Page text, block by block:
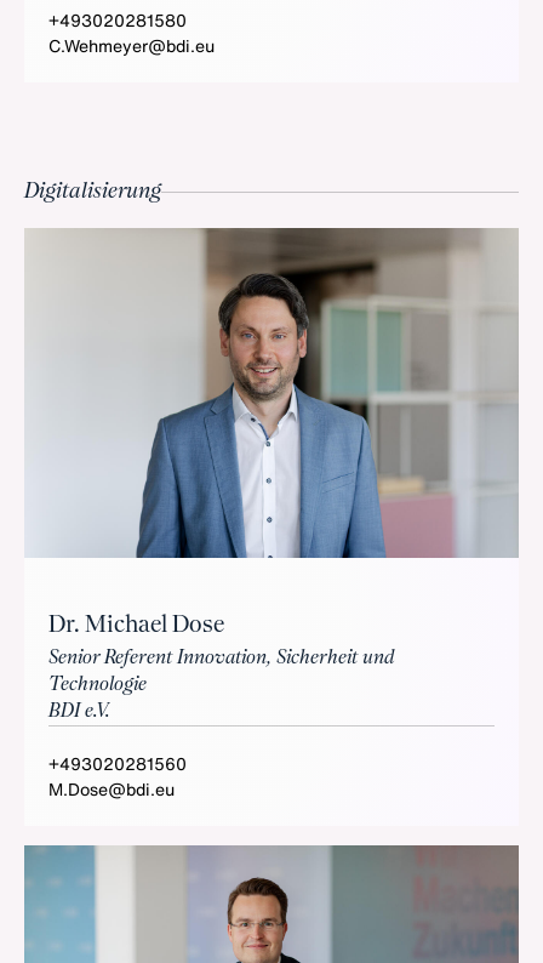
+493020281580
C.Wehmeyer@bdi.eu
Digitalisierung
Dr. Michael Dose
Senior Referent Innovation, Sicherheit und
Technologie
BDI e.V.
+493020281560
M.Dose@bdi.eu